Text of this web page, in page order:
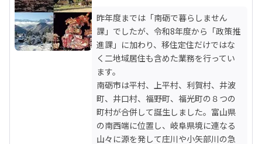
昨年度までは「南砺で暮らしません
課」でしたが、令和8年度から「政策推
進課」に加わり、移住定住だけではな
く二地域居住も含めた業務を行ってい
ます。
南砺市は平村、上平村、利賀村、井波
町、井口村、福野町、福光町の８つの
町村が合併して誕生しました。富山県
の南西端に位置し、岐阜県境に連なる
山々に源を発して庄川や小矢部川の急